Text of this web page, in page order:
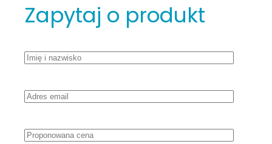
Zapytaj o produkt